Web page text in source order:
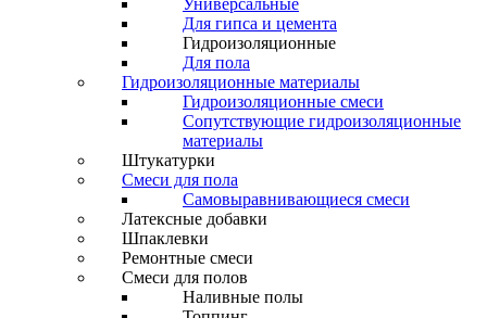
Универсальные
Для гипса и цемента
Гидроизоляционные
Для пола
Гидроизоляционные материалы
Гидроизоляционные смеси
Сопутствующие гидроизоляционные
материалы
Штукатурки
Смеси для пола
Самовыравнивающиеся смеси
Латексные добавки
Шпаклевки
Ремонтные смеси
Смеси для полов
Наливные полы